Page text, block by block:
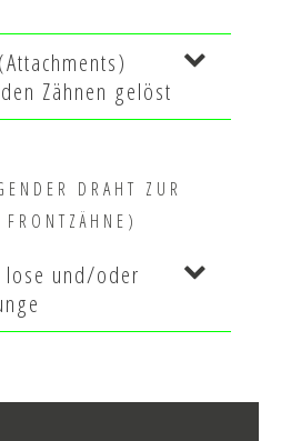
Zähnen gelöst
DRAHT ZUR
lose und/oder